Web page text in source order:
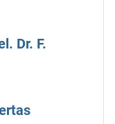
Dr. F.